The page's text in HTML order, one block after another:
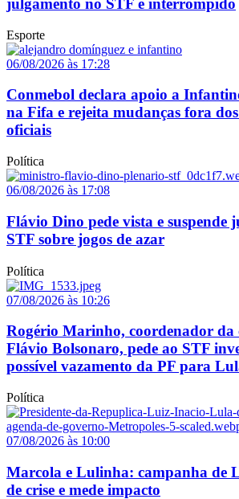
julgamento no STF é interrompido
Esporte
06/08/2026 às 17:28
Conmebol declara apoio a
na Fifa e rejeita mudanças fora
oficiais
Política
06/08/2026 às 17:08
Flávio Dino pede vista e suspende
STF sobre jogos de azar
Política
07/08/2026 às 10:26
Rogério Marinho, coordenador da
Flávio Bolsonaro, pede ao STF
possível vazamento da PF para
Política
07/08/2026 às 10:00
Marcola e Lulinha: campanha de
de crise e mede impacto